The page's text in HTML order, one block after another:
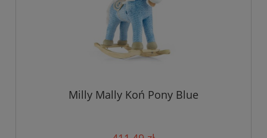
Milly Mally Koń Pony Blue